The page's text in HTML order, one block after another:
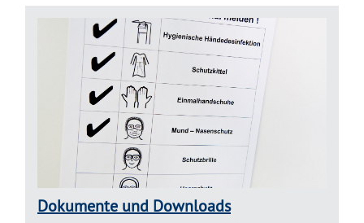
Dokumente und Downloads